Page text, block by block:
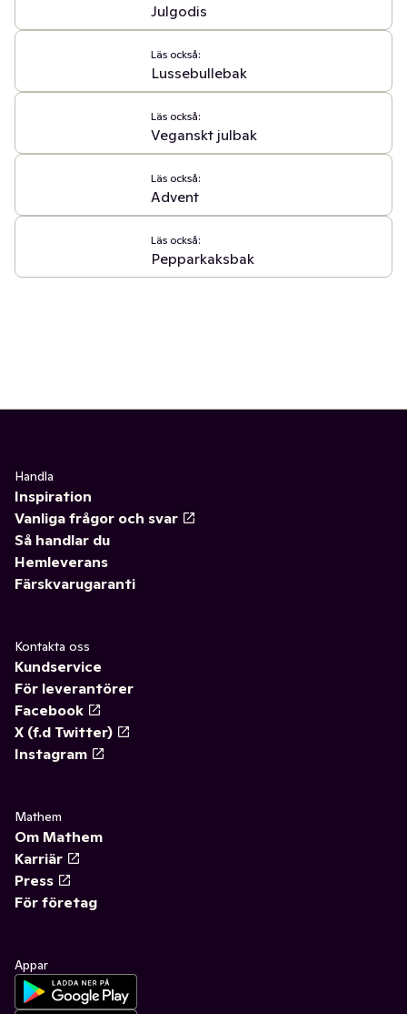
Julgodis
Läs också:
Lussebullebak
Läs också:
Veganskt julbak
Läs också:
Advent
Läs också:
Pepparkaksbak
Handla
Inspiration
Vanliga frågor och svar
Så handlar du
Hemleverans
Färskvarugaranti
Kontakta oss
Kundservice
För leverantörer
Facebook
X (f.d Twitter)
Instagram
Mathem
Om Mathem
Karriär
Press
För företag
Appar